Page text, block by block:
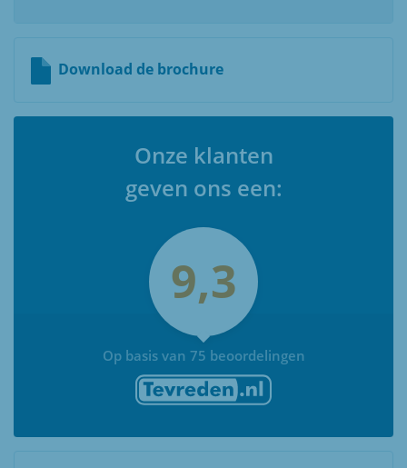
Download de brochure
Onze klanten
geven ons een:
9,3
Op basis van 75 beoordelingen